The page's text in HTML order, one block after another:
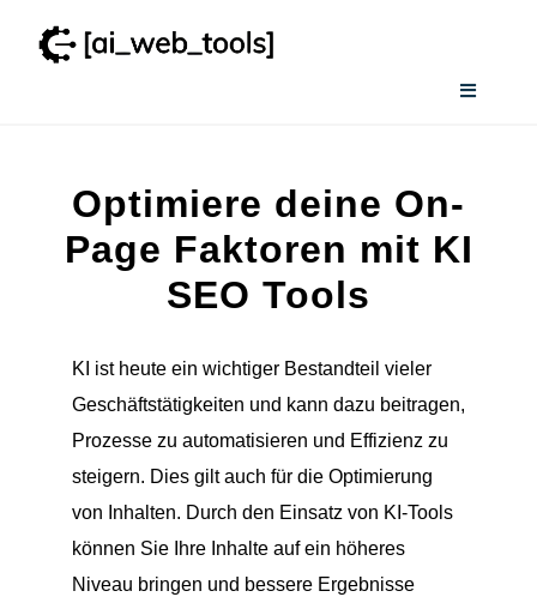
Inhalt
Toggle
Verzeichnis
Optimiere deine On-
Page Faktoren mit KI
SEO Tools
KI ist heute ein wichtiger Bestandteil vieler
Geschäftstätigkeiten und kann dazu beitragen,
Prozesse zu automatisieren und Effizienz zu
steigern. Dies gilt auch für die Optimierung
von Inhalten. Durch den Einsatz von KI-Tools
können Sie Ihre Inhalte auf ein höheres
Niveau bringen und bessere Ergebnisse